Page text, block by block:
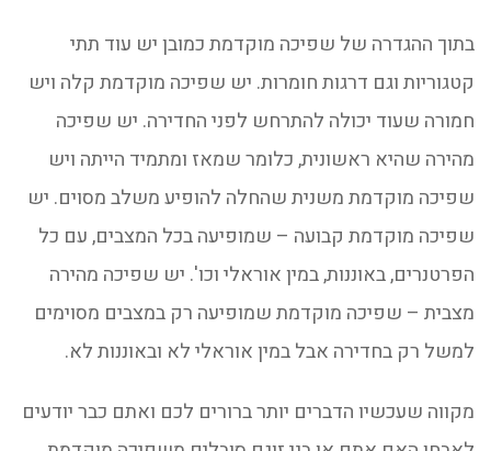
בתוך ההגדרה של שפיכה מוקדמת כמובן יש עוד תתי
קטגוריות וגם דרגות חומרות. יש שפיכה מוקדמת קלה ויש
חמורה שעוד יכולה להתרחש לפני החדירה. יש שפיכה
מהירה שהיא ראשונית, כלומר שמאז ומתמיד הייתה ויש
שפיכה מוקדמת משנית שהחלה להופיע משלב מסוים. יש
שפיכה מוקדמת קבועה – שמופיעה בכל המצבים, עם כל
הפרטנרים, באוננות, במין אוראלי וכו'. יש שפיכה מהירה
מצבית – שפיכה מוקדמת שמופיעה רק במצבים מסוימים
למשל רק בחדירה אבל במין אוראלי לא ובאוננות לא.
מקווה שעכשיו הדברים יותר ברורים לכם ואתם כבר יודעים